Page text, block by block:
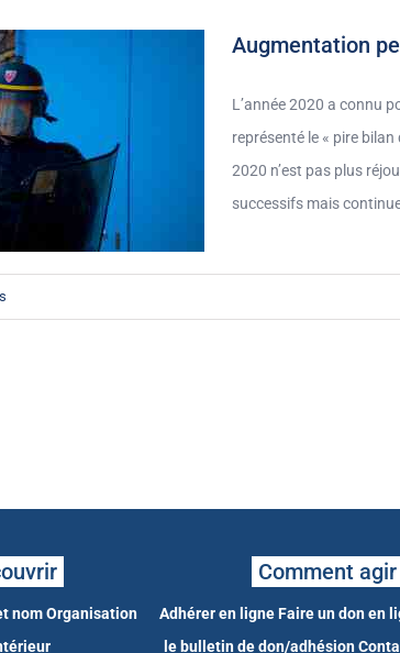
Augmentation
L’année 2020 a connu
représenté le « pire
2020 n’est pas plus
successifs mais
nom Organisation
Comment agir
Adhérer en ligneFaire un don en
le bulletin de don/adhésion